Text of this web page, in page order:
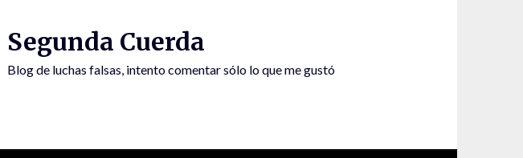
Segunda Cuerda
Blog de luchas falsas, intento comentar sólo lo que me gustó